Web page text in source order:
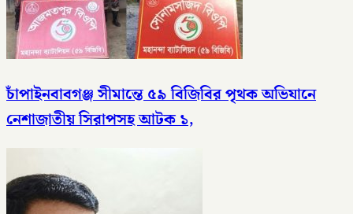
চাঁপাইনবাবগঞ্জ সীমান্তে ৫৯ বিজিবির পৃথক অভিযানে
নেশাজাতীয় সিরাপসহ আটক ১,